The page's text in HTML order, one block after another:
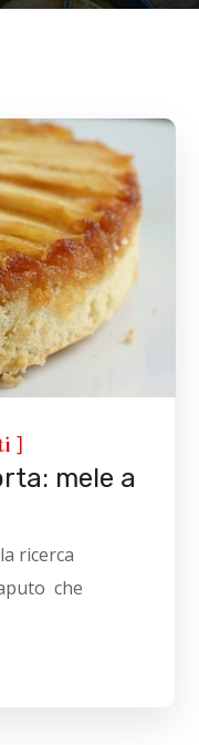
]
mele a
ricerca
che